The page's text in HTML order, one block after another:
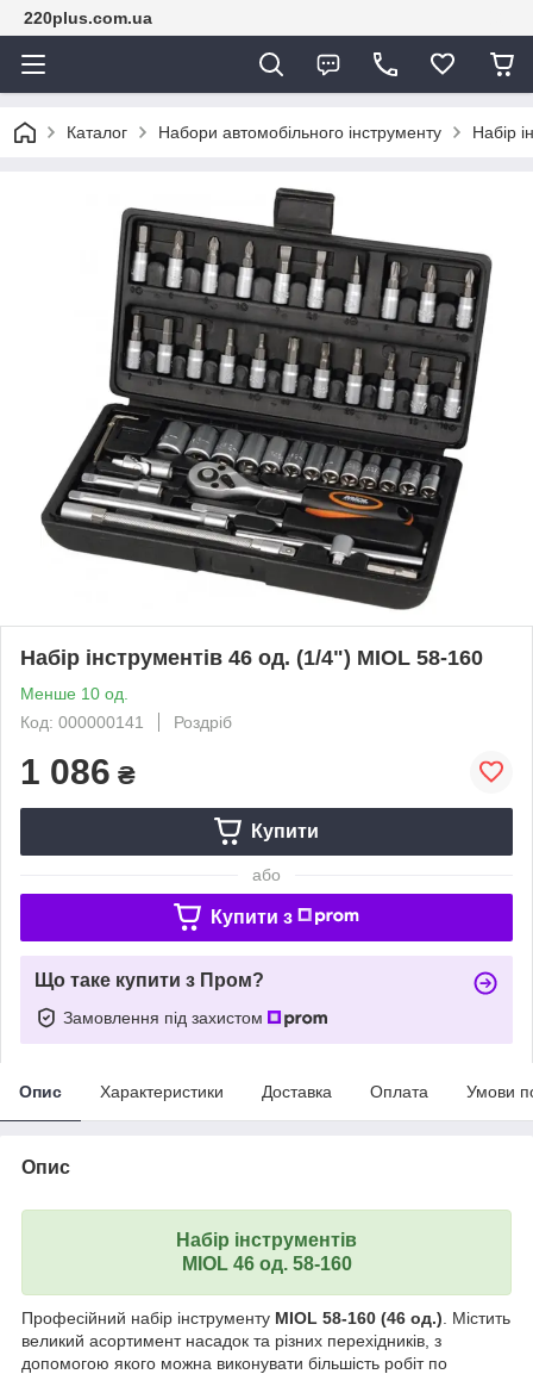
220plus.com.ua
Каталог Набори автомобільного інструменту Набір
Набір інструментів 46 од. (1/4") MIOL 58-160
Менше 10 од.
Код: 000000141
Роздріб
1 086 ₴
Купити
або
Купити з
Що таке купити з Пром?
Замовлення під захистом
Опис Характеристики Доставка Оплата Умови
Опис
Набір інструментів
MIOL 46 од. 58-160
Професійний набір інструменту MIOL 58-160 (46 од.) . Містить
великий асортимент насадок та різних перехідників, з
допомогою якого можна виконувати більшість робіт по